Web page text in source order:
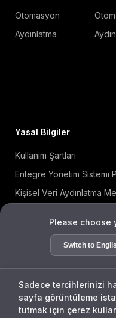
Otomasyon
Aydınlatma
Yasal Bilgiler
Kullanım Şartları
Entegre Yönetim Sistemi
Kişisel Veri Aydınlatma
ISO 27001 Sertifikası
KVKK Başvuru Formu
Please choose
Switch to
Sadece tercihlerinizi
sayfa görüntüleme
tutmak için çerez